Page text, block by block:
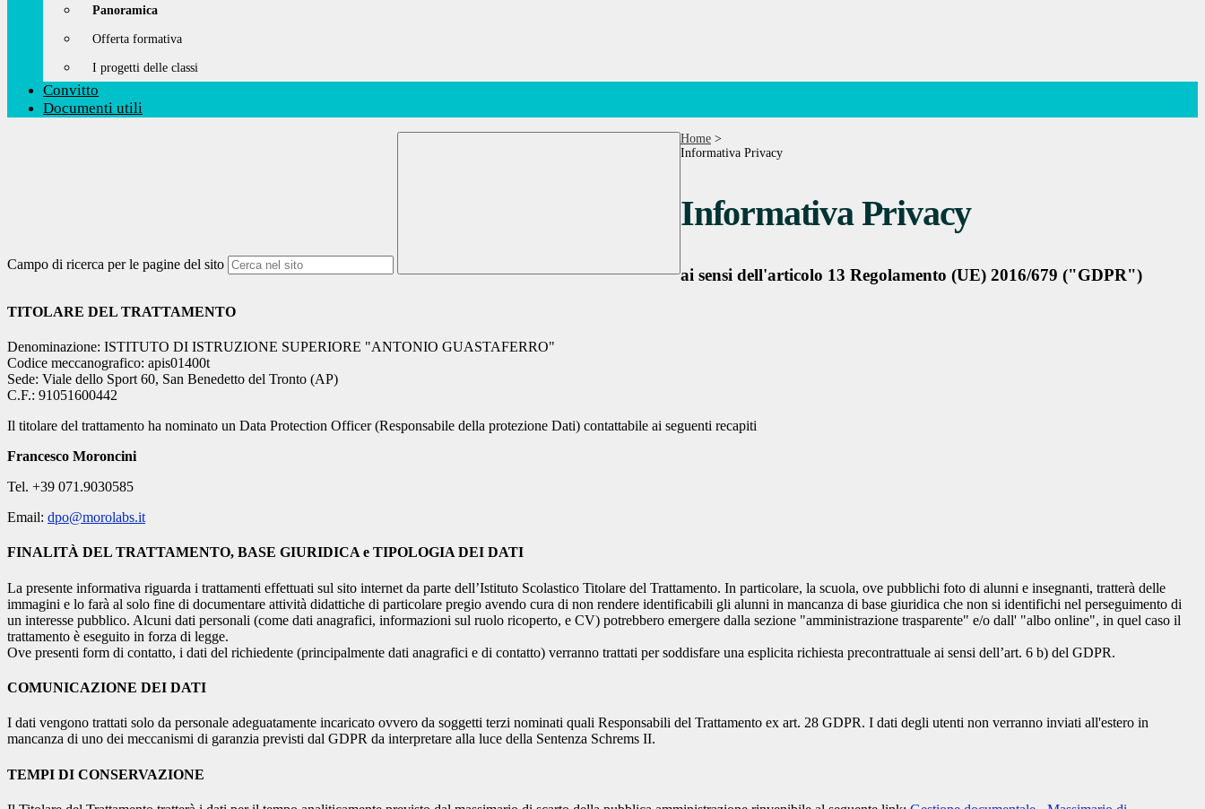
Panoramica
Offerta formativa
I progetti delle classi
Convitto
Documenti utili
Campo di ricerca per le pagine del sito
Home >
Informativa Privacy
Informativa Privacy
ai sensi dell'articolo 13 Regolamento (UE) 2016/679 ("GDPR")
TITOLARE DEL TRATTAMENTO
Denominazione: ISTITUTO DI ISTRUZIONE SUPERIORE "ANTONIO GUASTAFERRO"
Codice meccanografico: apis01400t
Sede: Viale dello Sport 60, San Benedetto del Tronto (AP)
C.F.: 91051600442
Il titolare del trattamento ha nominato un Data Protection Officer (Responsabile della protezione Dati) contattabile ai seguenti recapiti
Francesco Moroncini
Tel. +39 071.9030585
Email: dpo@morolabs.it
FINALITÀ DEL TRATTAMENTO, BASE GIURIDICA e TIPOLOGIA DEI DATI
La presente informativa riguarda i trattamenti effettuati sul sito internet da parte dell’Istituto Scolastico Titolare del Trattamento. In particolare, la scuola, ove pubblichi foto di alunni e insegnanti, tratterà delle
immagini e lo farà al solo fine di documentare attività didattiche di particolare pregio avendo cura di non rendere identificabili gli alunni in mancanza di base giuridica che non si identifichi nel perseguimento di
un interesse pubblico. Alcuni dati personali (come dati anagrafici, informazioni sul ruolo ricoperto, e CV) potrebbero emergere dalla sezione "amministrazione trasparente" e/o dall' "albo online", in quel caso il
trattamento è eseguito in forza di legge.
Ove presenti form di contatto, i dati del richiedente (principalmente dati anagrafici e di contatto) verranno trattati per soddisfare una esplicita richiesta precontrattuale ai sensi dell’art. 6 b) del GDPR.
COMUNICAZIONE DEI DATI
I dati vengono trattati solo da personale adeguatamente incaricato ovvero da soggetti terzi nominati quali Responsabili del Trattamento ex art. 28 GDPR. I dati degli utenti non verranno inviati all'estero in
mancanza di uno dei meccanismi di garanzia previsti dal GDPR da interpretare alla luce della Sentenza Schrems II.
TEMPI DI CONSERVAZIONE